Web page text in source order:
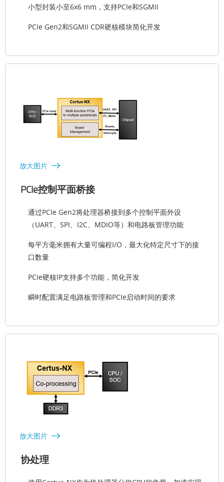
小型封装小至6x6 mm，支持PCIe和SGMII
PCIe Gen2和SGMII CDR硬核模块简化开发
放大图片
PCIe控制平面桥接
通过PCIe Gen2将处理器桥接到多个控制平面外设
（UART、SPI、I2C、MDIO等）和电路板管理功能
每平方毫米拥有大量可编程I/O，最大化特定尺寸下的接
口数量
PCIe硬核IP支持多个功能，简化开发
瞬时配置满足电路板管理和PCIe启动时间的要求
放大图片
协处理